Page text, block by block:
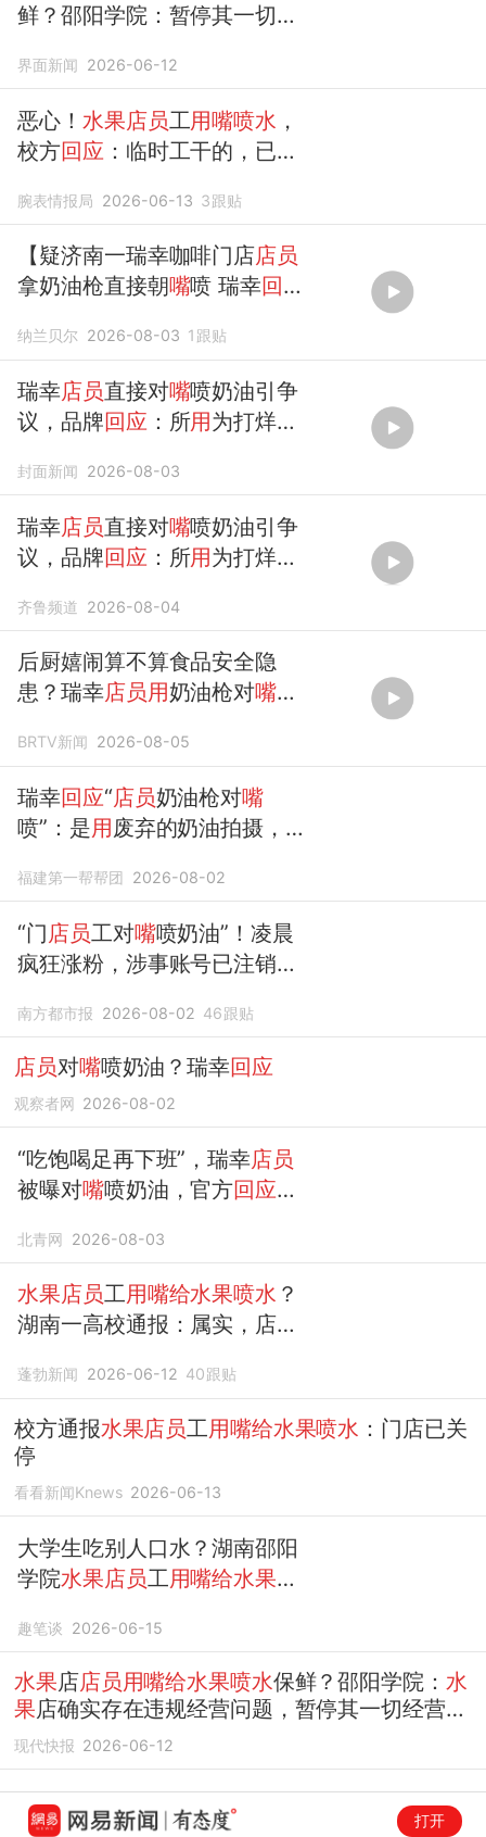
鲜？邵阳学院：暂停其一切经
界面新闻 2026-06-12
恶心！ 水果店员工用嘴喷水 ，
校方回应 ：临时工干的，已关
腕表情报局 2026-06-13 3跟贴
【疑济南一瑞幸咖啡门店店员
拿奶油枪直接朝嘴喷 瑞幸回
纳兰贝尔 2026-08-03 1 跟贴
瑞幸店员直接对嘴喷奶油引争
议，品牌回应 ：所用为打烊后
封面新闻 2026-08-03
瑞幸店员直接对嘴喷奶油引争
议，品牌回应 ：所用为打烊后
齐鲁频道 2026-08-04
后厨嬉闹算不算食品安全隐
患？瑞幸店员用奶油枪对嘴喂
核查
BRTV新闻 2026-08-05
瑞幸回应“店员奶油枪对嘴
喷”：是用废弃的奶油拍摄，将
福建第一帮帮团 2026-08-02
“门 店员工对嘴喷奶油”！凌晨
疯狂涨粉，涉事账号已注销！
南方都市报 2026-08-02 46跟贴
店员对嘴喷奶油？瑞幸回应
观察者网 2026-08-02
“吃饱喝足再下班”，瑞幸店员
被曝对嘴喷奶油，官方回应：
枪已废弃
北青网 2026-08-03
水果店员工用嘴给水果喷水 ？
湖南一高校通报：属实，店铺
蓬勃新闻 2026-06-12 40跟贴
校方通报水果店员工用嘴给水果喷水 ：门店已关
停
看看新闻Knews 2026-06-13
大学生吃别人口水？湖南邵阳
学院水果店员工用嘴给水果喷
趣笔谈 2026-06-15
水果店店员用嘴给水果喷水保鲜？邵阳学院： 水
果店确实存在违规经营问题，暂停其一切经营活
动
现代快报 2026-06-12
打开